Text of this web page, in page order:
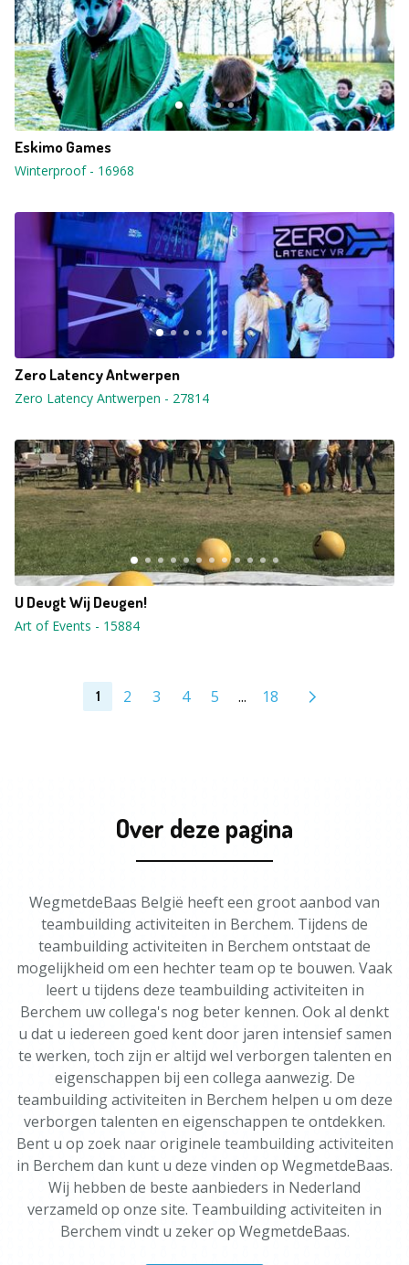
Eskimo Games
Winterproof- 16968
Zero Latency Antwerpen
Zero Latency Antwerpen - 27814
U Deugt Wij Deugen!
Art of Events - 15884
1 2 3 4 5 ... 18
Over deze pagina
WegmetdeBaas België heeft een groot aanbod van
teambuilding activiteiten in Berchem. Tijdens de
teambuilding activiteiten in Berchem ontstaat de
mogelijkheid om een hechter team op te bouwen. Vaak
leert u tijdens deze teambuilding activiteiten in
Berchem uw collega's nog beter kennen. Ook al denkt
u dat u iedereen goed kent door jaren intensief samen
te werken, toch zijn er altijd wel verborgen talenten en
eigenschappen bij een collega aanwezig. De
teambuilding activiteiten in Berchem helpen u om deze
verborgen talenten en eigenschappen te ontdekken.
Bent u op zoek naar originele teambuilding activiteiten
in Berchem dan kunt u deze vinden op WegmetdeBaas.
Wij hebben de beste aanbieders in Nederland
verzameld op onze site. Teambuilding activiteiten in
Berchem vindt u zeker op WegmetdeBaas.